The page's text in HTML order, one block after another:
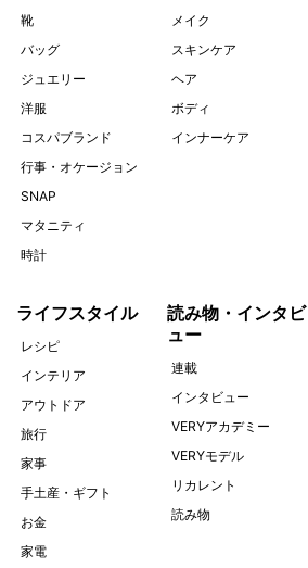
靴
バッグ
ジュエリー
洋服
コスパブランド
行事・オケージョン
SNAP
マタニティ
時計
メイク
スキンケア
ヘア
ボディ
インナーケア
ライフスタイル
レシピ
インテリア
アウトドア
旅行
家事
手土産・ギフト
お金
家電
読み物・インタビ
ュー
連載
インタビュー
VERYアカデミー
VERYモデル
リカレント
読み物